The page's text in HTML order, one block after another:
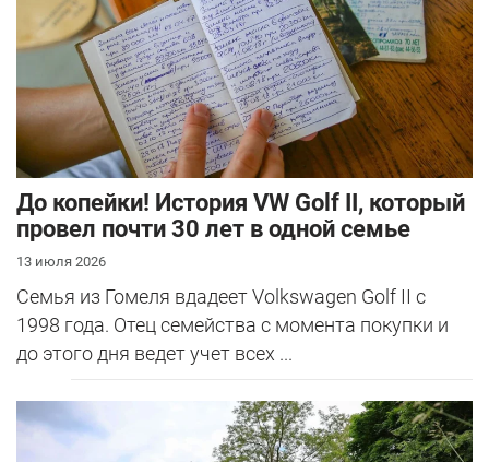
До копейки! История VW Golf II, который
провел почти 30 лет в одной семье
13 июля 2026
Семья из Гомеля вдадеет Volkswagen Golf II с
1998 года. Отец семейства с момента покупки и
до этого дня ведет учет всех ...